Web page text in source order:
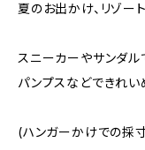
夏のお出かけ、リゾー
スニーカーやサンダル
パンプスなどできれい
(ハンガーかけでの採